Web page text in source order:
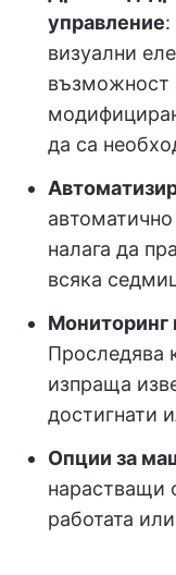
управление:
визуални
възможност
да са
налага да
всяка
Мониторинг
Проследява
изпраща
достигнати
Опции за
нарастващи
работата